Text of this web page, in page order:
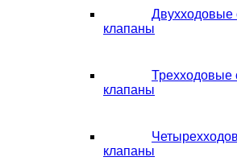
Двухходовые
клапаны
Трехходовые
клапаны
клапаны